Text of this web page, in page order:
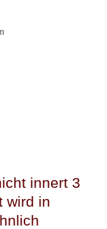
innert 3
wird in